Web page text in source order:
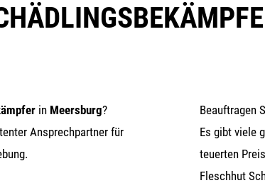
in Meers­burg?
Ansprech­part­ner für
Beauf­tra­gen
Es gibt vie­le
teu­er­ten
Flesch­hut